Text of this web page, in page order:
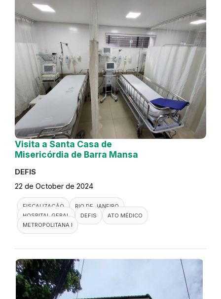
Visita a Santa Casa de
Misericórdia de Barra Mansa
DEFIS
22 de October de 2024
FISCALIZAÇÃO
RIO DE JANEIRO
HOSPITAL GERAL
DEFIS
ATO MÉDICO
METROPOLITANA I